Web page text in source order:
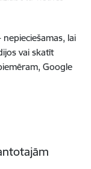
lai
vai skatīt
Google